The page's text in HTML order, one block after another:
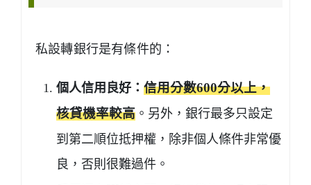
私設轉銀行是有條件的：
個人信用良好： 信用分數600分以上，
核貸機率較高 。另外，銀行最多只設定
到第二順位抵押權，除非個人條件非常優
良，否則很難過件。